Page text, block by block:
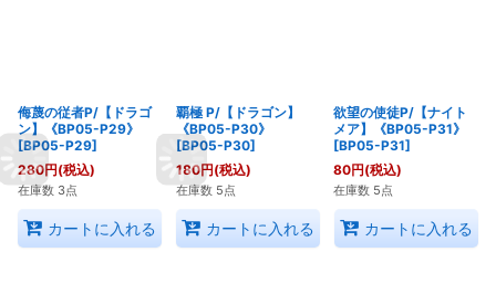
侮蔑の従者P/【ドラゴ
ン】《BP05-P29》
[BP05-P29]
280円(税込)
在庫数 3点
カートに入れる
覇極 P/【ドラゴン】
《BP05-P30》
[BP05-P30]
180円(税込)
在庫数 5点
カートに入れる
欲望の使徒P/【ナイト
メア】《BP05-P31》
[BP05-P31]
80円(税込)
在庫数 5点
カートに入れる